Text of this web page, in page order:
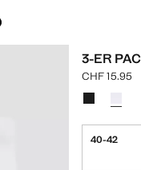
3-ER
Aktueller
CHF 15.95
Wählen Sie
40-42